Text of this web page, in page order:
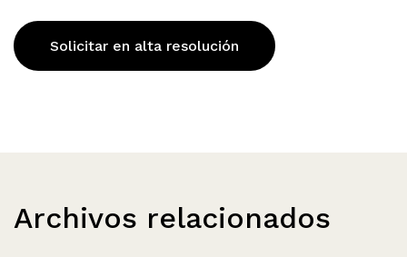
Solicitar en alta resolución
Archivos relacionados